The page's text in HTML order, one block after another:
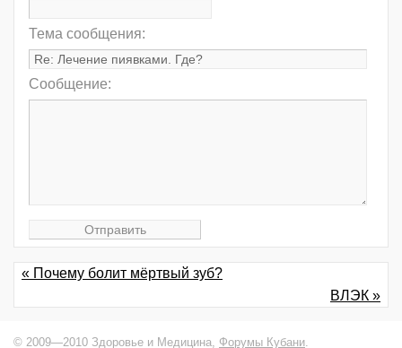
Тема сообщения:
Сообщение:
« Почему болит мёртвый зуб?
ВЛЭК »
© 2009—2010 Здоровье и Медицина, Форумы Кубани